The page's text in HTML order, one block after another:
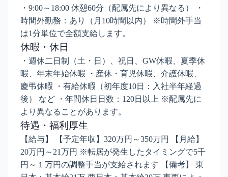
・9:00～18:00 休憩60分（配属先により異なる） ・
時間外勤務：あり（月10時間以内） ※時間外手当
は1分単位で全額支給します。
休暇・休日
・週休二日制（土・日）、祝日、GW休暇、夏季休
暇、年末年始休暇 ・産休・育児休暇、介護休暇、
慶弔休暇 ・有給休暇（初年度10日：入社半年経過
後） など ・年間休日日数：120日以上 ※配属先に
より異なることがあります。
待遇・福利厚生
【給与】 【予定年収】320万円～350万円 【月給】
20万円～21万円 ※転居が発生したタイミングで5千
円～１万円の調整手当が支給されます 【備考】 東